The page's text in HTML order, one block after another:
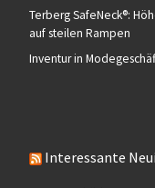
Terberg SafeNeck®:
auf steilen Rampen
Inventur in
Interessante